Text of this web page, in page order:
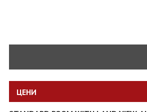
ЦЕНИ